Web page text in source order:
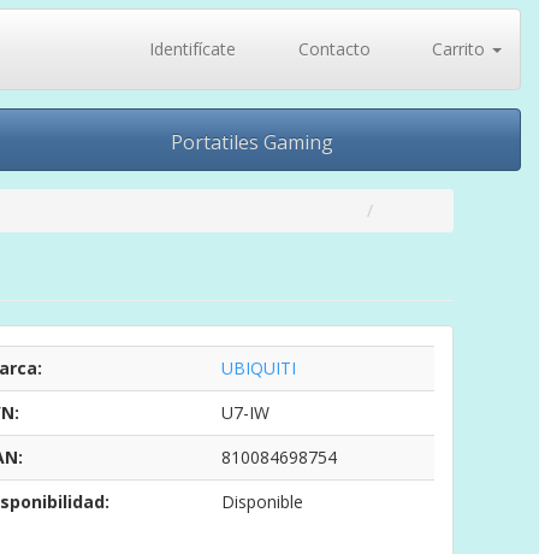
Identifícate Contacto Carrito
Portatiles Gaming
UBIQUITI
U7-IW
810084698754
Disponible